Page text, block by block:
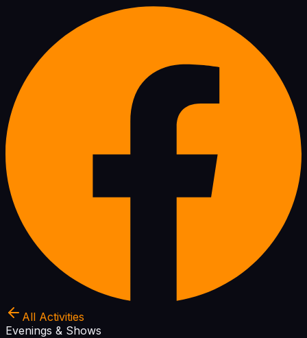
All Activities
Evenings & Shows